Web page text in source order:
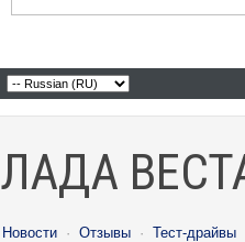
ЛАДА
Новости · Отзывы · Тест-драйвы